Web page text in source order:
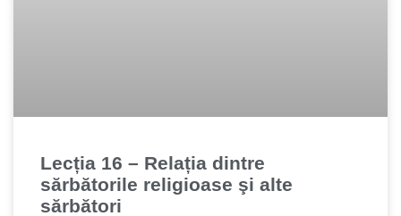
Lecția 16 – Relația dintre
sărbătorile religioase şi alte
sărbători